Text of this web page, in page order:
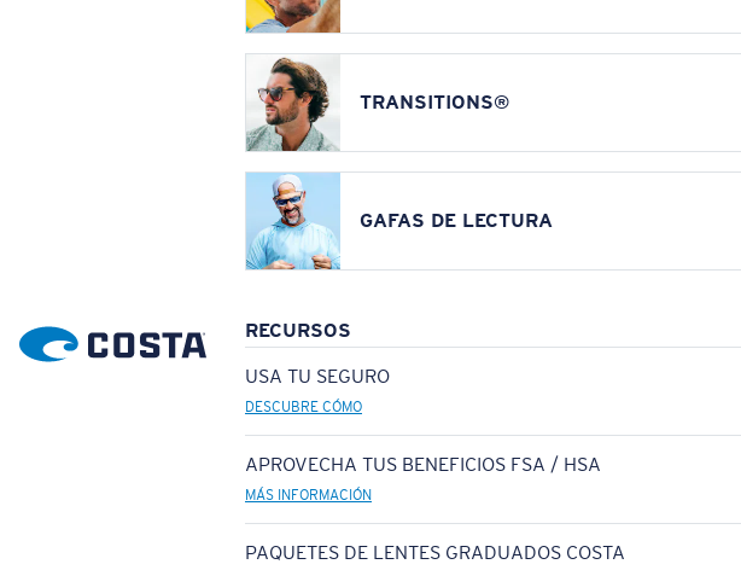
TRANSITIONS®
GAFAS DE LECTURA
RECURSOS
USA TU SEGURO
DESCUBRE CÓMO
APROVECHA TUS BENEFICIOS FSA / HSA
MÁS INFORMACIÓN
PAQUETES DE LENTES GRADUADOS COSTA